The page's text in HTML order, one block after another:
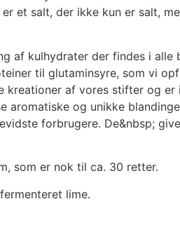
et salt, der ikke kun er salt,
af kulhydrater der findes i
til glutaminsyre, som vi
kreationer af vores stifter og
aromatiske og unikke
forbrugere. De&nbsp;
som er nok til ca. 30 retter.
lime.